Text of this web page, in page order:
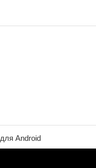
Android